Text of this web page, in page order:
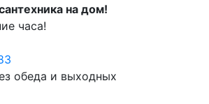
на дом!
часа!
обеда и выходных